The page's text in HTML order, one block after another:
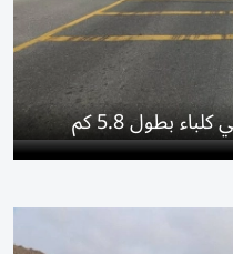
بطول 5.8 كم